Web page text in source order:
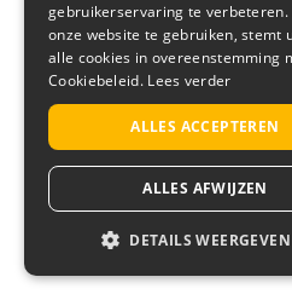
gebruikerservaring te verbeteren.
onze website te gebruiken, stemt
alle cookies in overeenstemming
Cookiebeleid. Lees verder
ALLES ACCEPTEREN
ALLES AFWIJZEN
DETAILS WEERGEVEN
STRIKT NOODZAKELIJK